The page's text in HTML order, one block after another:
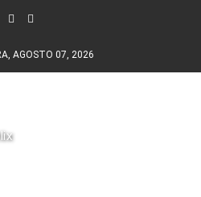
AGOSTO 07, 2026